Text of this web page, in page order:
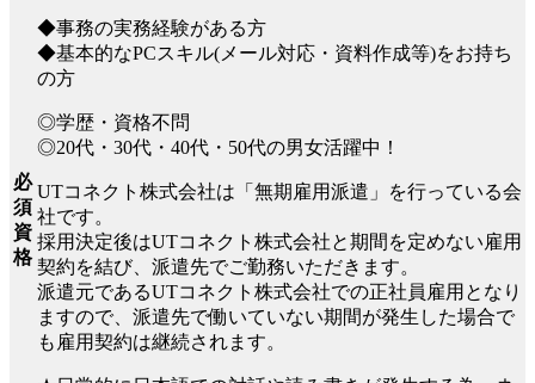
必
須
資
格
◆事務の実務経験がある方
◆基本的なPCスキル(メール対応・資料作成等)をお持ち
の方
◎学歴・資格不問
◎20代・30代・40代・50代の男女活躍中！
UTコネクト株式会社は「無期雇用派遣」を行っている会
社です。
採用決定後はUTコネクト株式会社と期間を定めない雇用
契約を結び、派遣先でご勤務いただきます。
派遣元であるUTコネクト株式会社での正社員雇用となり
ますので、派遣先で働いていない期間が発生した場合で
も雇用契約は継続されます。